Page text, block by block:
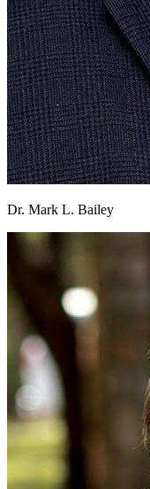
Dr. Mark L. Bailey